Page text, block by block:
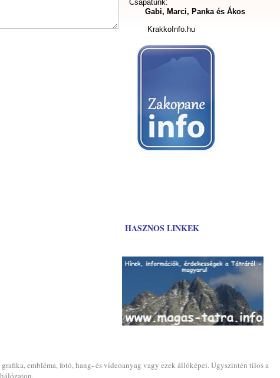
Csapatunk:
Gabi, Marci, Panka és Ákos
KrakkoInfo.hu
HASZNOS LINKEK
embléma, fotó, hang- és videoanyag vagy ezek állóképei. Úgyszintén tilos a